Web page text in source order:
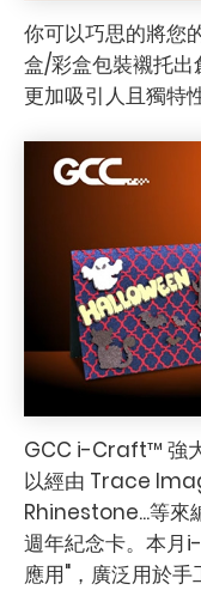
你可以巧思的將您
盒/彩盒包裝襯托
更加吸引人且獨特性
GCC i-Craft™ 強
以經由 Trace
Rhinestone...等來
週年紀念卡。本
應用"，廣泛用於手